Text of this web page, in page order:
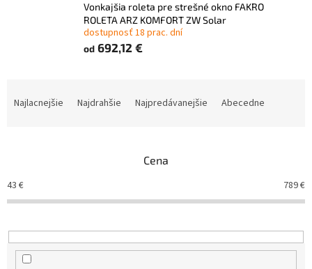
Vonkajšia roleta pre strešné okno FAKRO
ROLETA ARZ KOMFORT ZW Solar
dostupnosť 18 prac. dní
od 692,12 €
e
p
r
d
Najlacnejšie Najdrahšie Najpredávanejšie Abecedne
Cena
43 € 789€